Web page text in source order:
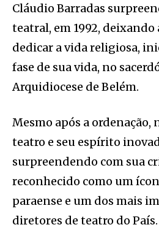
Cláudio Barradas
teatral, em 1992, deixando
dedicar a vida religiosa,
fase de sua vida, no
Arquidiocese de Belém.
Mesmo após a ordenação,
teatro e seu espírito
surpreendendo com sua
reconhecido como um
paraense e um dos mais
diretores de teatro do País.